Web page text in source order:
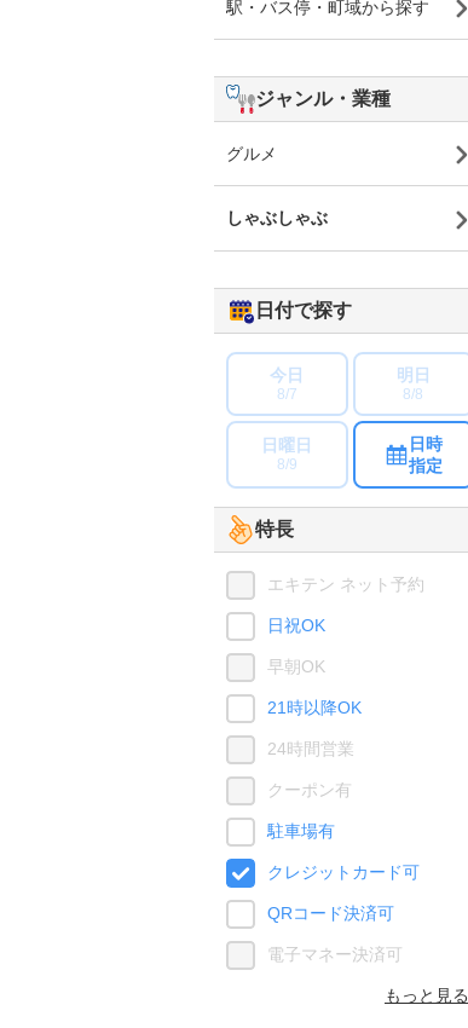
駅・バス停・町域から探す
ジャンル・業種
グルメ
しゃぶしゃぶ
日付で探す
今日
8/7
明日
8/8
日曜日
8/9
日時
指定
特長
エキテン ネット予約
日祝OK
早朝OK
21時以降OK
24時間営業
クーポン有
駐車場有
クレジットカード可
QRコード決済可
電子マネー決済可
もっと見る